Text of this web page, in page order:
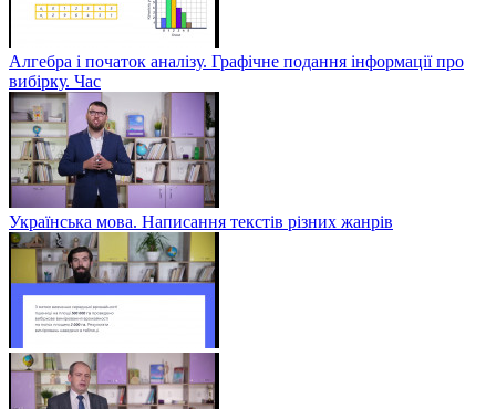
Алгебра і початок аналізу. Графічне подання інформації про
вибірку. Час
Українська мова. Написання текстів різних жанрів